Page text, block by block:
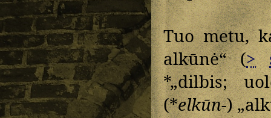
Tuo metu,
alkūnė“ (>
*„dilbis;
(*elkūn-)